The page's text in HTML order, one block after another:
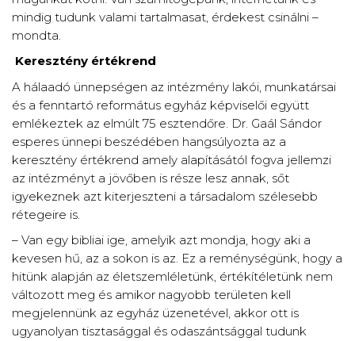
mindig tudunk valami tartalmasat, érdekest csinálni –
mondta.
Keresztény értékrend
A hálaadó ünnepségen az intézmény lakói, munkatársai
és a fenntartó református egyház képviselői együtt
emlékeztek az elmúlt 75 esztendőre. Dr. Gaál Sándor
esperes ünnepi beszédében hangsúlyozta az a
keresztény értékrend amely alapításától fogva jellemzi
az intézményt a jövőben is része lesz annak, sőt
igyekeznek azt kiterjeszteni a társadalom szélesebb
rétegeire is.
– Van egy bibliai ige, amelyik azt mondja, hogy aki a
kevesen hű, az a sokon is az. Ez a reménységünk, hogy a
hitünk alapján az életszemléletünk, értékítéletünk nem
változott meg és amikor nagyobb területen kell
megjelennünk az egyház üzenetével, akkor ott is
ugyanolyan tisztasággal és odaszántsággal tudunk